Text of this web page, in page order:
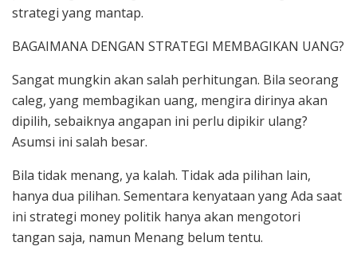
strategi yang mantap.
BAGAIMANA DENGAN STRATEGI MEMBAGIKAN UANG?
Sangat mungkin akan salah perhitungan. Bila seorang
caleg, yang membagikan uang, mengira dirinya akan
dipilih, sebaiknya angapan ini perlu dipikir ulang?
Asumsi ini salah besar.
Bila tidak menang, ya kalah. Tidak ada pilihan lain,
hanya dua pilihan. Sementara kenyataan yang Ada saat
ini strategi money politik hanya akan mengotori
tangan saja, namun Menang belum tentu.